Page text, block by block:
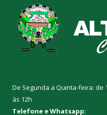
De Segunda a Quinta-feira: de
às 12h
Telefone e Whatsapp: